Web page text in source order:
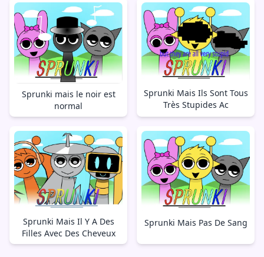
Sprunki mais le noir est
normal
Sprunki Mais Ils Sont Tous
Très Stupides Ac
Sprunki Mais Il Y A Des
Filles Avec Des Cheveux
Sprunki Mais Pas De Sang